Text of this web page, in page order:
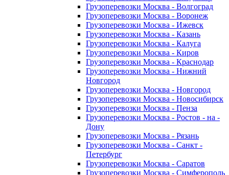
Грузоперевозки Москва - Волгоград
Грузоперевозки Москва - Воронеж
Грузоперевозки Москва - Ижевск
Грузоперевозки Москва - Казань
Грузоперевозки Москва - Калуга
Грузоперевозки Москва - Киров
Грузоперевозки Москва - Краснодар
Грузоперевозки Москва - Нижний
Новгород
Грузоперевозки Москва - Новгород
Грузоперевозки Москва - Новосибирск
Грузоперевозки Москва - Пенза
Грузоперевозки Москва - Ростов - на -
Дону
Грузоперевозки Москва - Рязань
Грузоперевозки Москва - Санкт -
Петербург
Грузоперевозки Москва - Саратов
Грузоперевозки Москва - Симферополь